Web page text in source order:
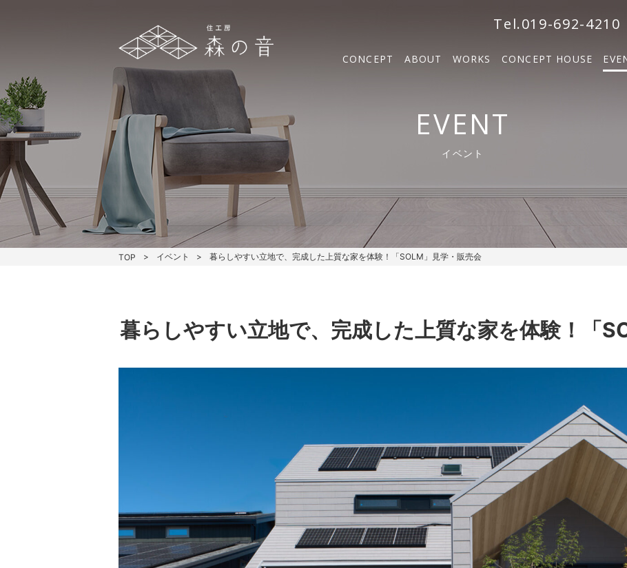
Tel.019-692-4210
CONCEPT ABOUT WORKS CONCEPT HOUSE
EVENT
イベント
TOP イベント 暮らしやすい立地で、完成した上質な家を体験！「SOLM」見学・販売会
SOLM
暮らしやすい立地で、完成した上質な家を体験！「